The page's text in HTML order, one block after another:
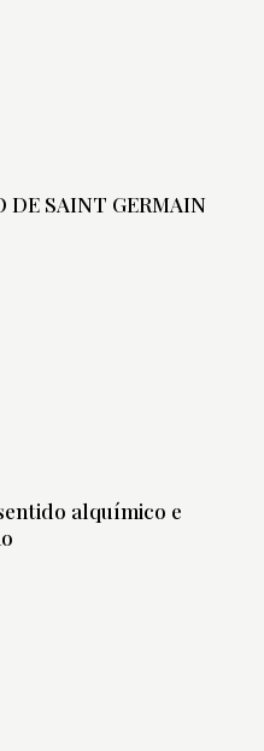
DE SAINT GERMAIN
alquímico e